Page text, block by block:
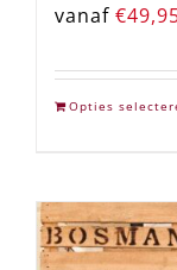
vanaf €
Opties